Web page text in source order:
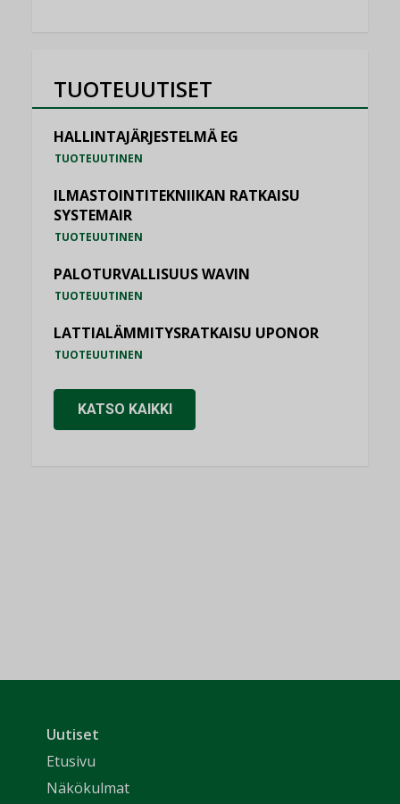
TUOTEUUTISET
HALLINTAJÄRJESTELMÄ EG
TUOTEUUTINEN
ILMASTOINTITEKNIIKAN RATKAISU
SYSTEMAIR
TUOTEUUTINEN
PALOTURVALLISUUS WAVIN
TUOTEUUTINEN
LATTIALÄMMITYSRATKAISU UPONOR
TUOTEUUTINEN
KATSO KAIKKI
Uutiset
Etusivu
Näkökulmat